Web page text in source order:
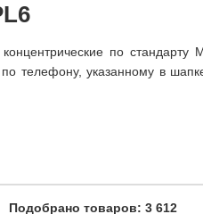
по стандарту
телефону, указанному в
Подобрано товаров: 3 612